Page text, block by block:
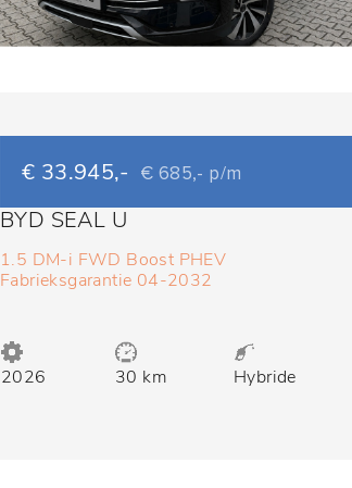
€ 33.945,- € 685,- p/m
BYD SEAL U
1.5 DM-i FWD Boost PHEV
Fabrieksgarantie 04-2032
2026 30 km Hybride